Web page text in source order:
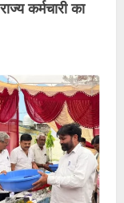
कर्मचारी का